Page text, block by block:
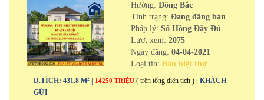
Hướng: Đông Bắc
Tình trạng: Đang đăng bán
Pháp lý: Sổ Hồng Đầy Đủ
Lượt xem: 2075
Ngày đăng: 04-04-2021
Loại tin: Bán biệt thự
D.TÍCH: 431.8 M² | 14250 TRIỆU ( trên tổng diện tích )
| KHÁCH
GỬI